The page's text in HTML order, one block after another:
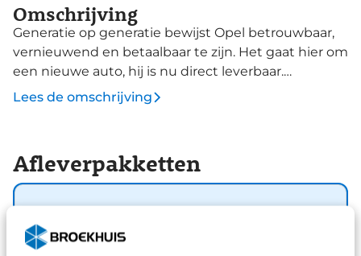
Omschrijving
Generatie op generatie bewijst Opel betrouwbaar,
vernieuwend en betaalbaar te zijn. Het gaat hier om
een nieuwe auto, hij is nu direct leverbaar.
Brandstofmotor, elektromotor? Deze hybride Opel
naar de handige derde zitrij, die u met een simpele
handeling tevoorschijn haalt. U wordt in deze auto
ook getrakteerd op LED koplampen, elektrische
handrem, donker getint glas achter, in delen
neerklapbare achterbank en LED-achterlichten.
Lees de omschrijving
Afleverpakketten
Inbegrepen